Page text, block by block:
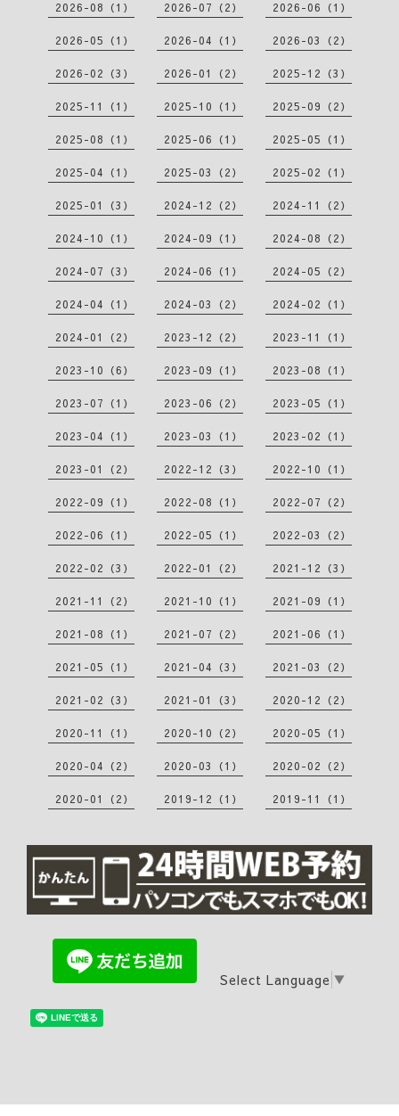
2026-08（1） 2026-07（2） 2026-06（1）
2026-05（1） 2026-04（1） 2026-03（2）
2026-02（3） 2026-01（2） 2025-12（3）
2025-11（1） 2025-10（1） 2025-09（2）
2025-08（1） 2025-06（1） 2025-05（1）
2025-04（1） 2025-03（2） 2025-02（1）
2025-01（3） 2024-12（2） 2024-11（2）
2024-10（1） 2024-09（1） 2024-08（2）
2024-07（3） 2024-06（1） 2024-05（2）
2024-04（1） 2024-03（2） 2024-02（1）
2024-01（2） 2023-12（2） 2023-11（1）
2023-10（6） 2023-09（1） 2023-08（1）
2023-07（1） 2023-06（2） 2023-05（1）
2023-04（1） 2023-03（1） 2023-02（1）
2023-01（2） 2022-12（3） 2022-10（1）
2022-09（1） 2022-08（1） 2022-07（2）
2022-06（1） 2022-05（1） 2022-03（2）
2022-02（3） 2022-01（2） 2021-12（3）
2021-11（2） 2021-10（1） 2021-09（1）
2021-08（1） 2021-07（2） 2021-06（1）
2021-05（1） 2021-04（3） 2021-03（2）
2021-02（3） 2021-01（3） 2020-12（2）
2020-11（1） 2020-10（2） 2020-05（1）
2020-04（2） 2020-03（1） 2020-02（2）
2020-01（2） 2019-12（1） 2019-11（1）
Select Language ▼